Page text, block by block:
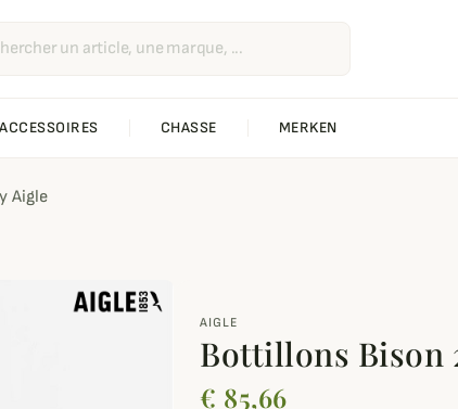
CHASSE MERKEN
Aigle
AIGLE
Bottillons Bison
€ 85,66